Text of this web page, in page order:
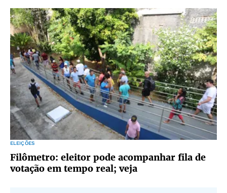
ELEIÇÕES
Filômetro: eleitor pode acompanhar fila de
votação em tempo real; veja